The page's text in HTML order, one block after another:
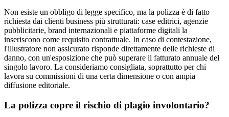
Non esiste un obbligo di legge specifico, ma la polizza è di fatto
richiesta dai clienti business più strutturati: case editrici, agenzie
pubblicitarie, brand internazionali e piattaforme digitali la
inseriscono come requisito contrattuale. In caso di contestazione,
l'illustratore non assicurato risponde direttamente delle richieste di
danno, con un'esposizione che può superare il fatturato annuale del
singolo lavoro. La consideriamo consigliata, soprattutto per chi
lavora su commissioni di una certa dimensione o con ampia
diffusione editoriale.
La polizza copre il rischio di plagio involontario?